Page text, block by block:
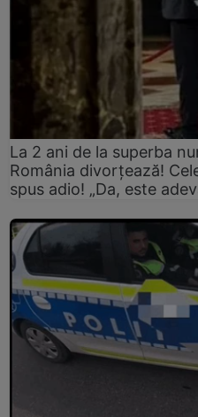
La 2 ani de la superba
România divorțează!
spus adio! „Da, este